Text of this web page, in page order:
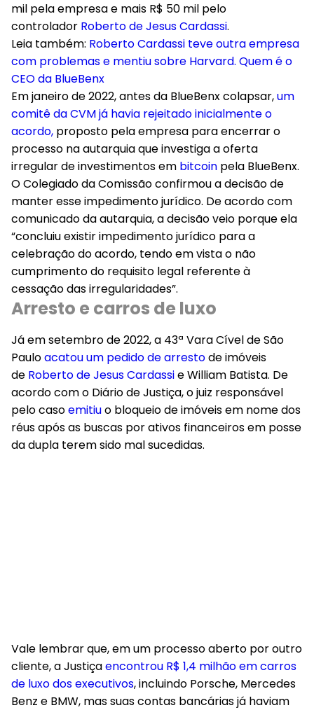
mil pela empresa e mais R$ 50 mil pelo
controlador Roberto de Jesus Cardassi.
Leia também: Roberto Cardassi teve outra empresa
com problemas e mentiu sobre Harvard. Quem é o
CEO da BlueBenx
Em janeiro de 2022, antes da BlueBenx colapsar,um
comitê da CVM já havia rejeitado inicialmente o
acordo, proposto pela empresa para encerrar o
processo na autarquia que investiga a oferta
irregular de investimentos em bitcoin pela BlueBenx.
O Colegiado da Comissão confirmou a decisão de
manter esse impedimento jurídico. De acordo com
comunicado da autarquia, a decisão veio porque ela
“concluiu existir impedimento jurídico para a
celebração do acordo, tendo em vista o não
cumprimento do requisito legal referente à
cessação das irregularidades”.
Arresto e carros de luxo
Já em setembro de 2022, a 43ª Vara Cível de São
Pauloacatou um pedido de arrestode imóveis
de Roberto de Jesus Cardassie William Batista. De
acordo com o Diário de Justiça, o juiz responsável
pelo casoemitiuo bloqueio de imóveis em nome dos
réus após as buscas por ativos financeiros em posse
da dupla terem sido mal sucedidas.
Vale lembrar que, em um processo aberto por outro
cliente, a Justiçaencontrou R$ 1,4 milhão em carros
de luxo dos executivos, incluindo Porsche, Mercedes
Benz e BMW, mas suas contas bancárias já haviam